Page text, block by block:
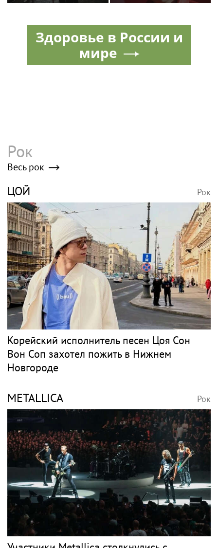
похудевшей Пугачёвой:
Здоровье в России и
мире
Рок
Весь рок
ЦОЙ Рок
Корейский исполнитель песен Цоя Сон
Вон Соп захотел пожить в Нижнем
Новгороде
METALLICA Рок